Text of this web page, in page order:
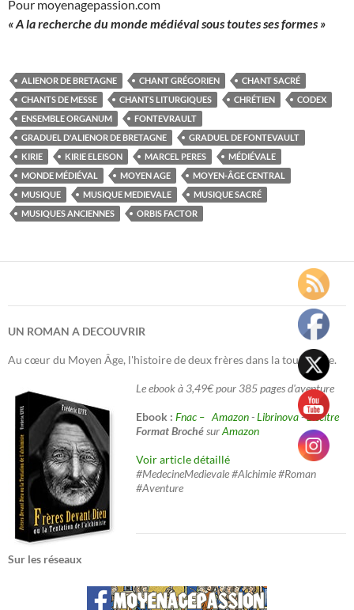
Pour moyenagepassion.com
« A la recherche du monde médiéval sous toutes ses formes »
ALIENOR DE BRETAGNE CHANT GRÉGORIEN
CHANT SACRÉ
CHANTS DE MESSE
CHANTS LITURGIQUES CHRÉTIEN
CODEX
ENSEMBLE ORGANUM
FONTEVRAULT
GRADUEL D'ALIENOR DE BRETAGNE
GRADUEL DE FONTEVAULT
KIRIE
KIRIE ELEISON MARCEL PERES
MÉDIÉVALE
MONDE MÉDIÉVAL
MOYEN AGE
MOYEN-ÂGE CENTRAL
MUSIQUE
MUSIQUE MEDIEVALE
MUSIQUE SACRÉ
MUSIQUES ANCIENNES
ORBIS FACTOR
UN ROMAN A DECOUVRIR
Au cœur du Moyen Âge, l'histoire de deux frères dans la tourmente.
Le ebook à 3,49€ pour 385 pages d'aventure
Ebook : Fnac – Amazon-Librinova-Decitre
Format BrochésurAmazon
Voir article détaillé
#MedecineMedievale #Alchimie #Roman
#Aventure
Sur les réseaux